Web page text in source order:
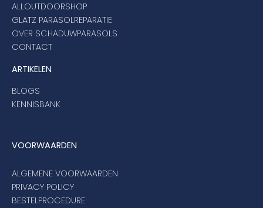
ALLOUTDOORSHOP
GLATZ PARASOLREPARATIE
OVER SCHADUWPARASOLS
CONTACT
ARTIKELEN
BLOGS
KENNISBANK
VOORWAARDEN
ALGEMENE VOORWAARDEN
PRIVACY POLICY
BESTELPROCEDURE